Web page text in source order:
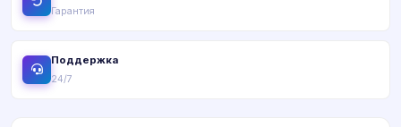
Гарантия
Поддержка
24/7